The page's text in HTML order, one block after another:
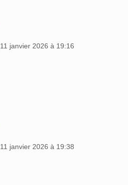
11 janvier 2026 à 19:16
11 janvier 2026 à 19:38